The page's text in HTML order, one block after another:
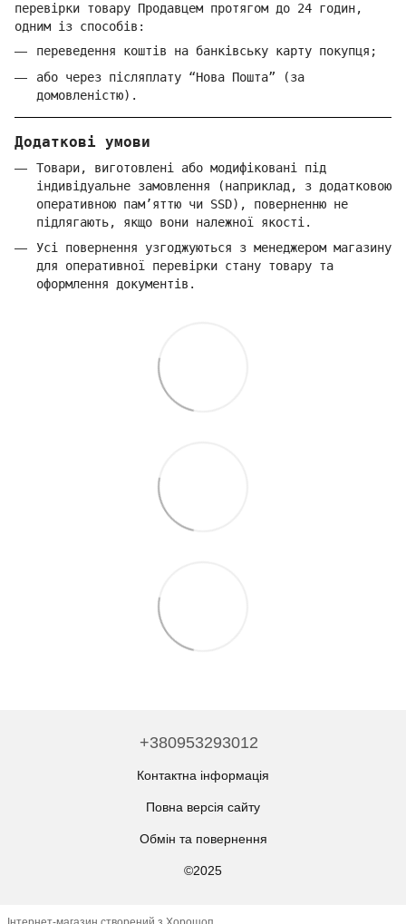
перевірки товару Продавцем протягом до 24 годин,
одним із способів:
переведення коштів на банківську карту покупця;
або через післяплату “Нова Пошта” (за
домовленістю).
Додаткові умови
Товари, виготовлені або модифіковані під
індивідуальне замовлення (наприклад, з додатковою
оперативною пам’яттю чи SSD), поверненню не
підлягають, якщо вони належної якості.
Усі повернення узгоджуються з менеджером магазину
для оперативної перевірки стану товару та
оформлення документів.
+380953293012
Контактна інформація
Повна версія сайту
Обмін та повернення
©2025